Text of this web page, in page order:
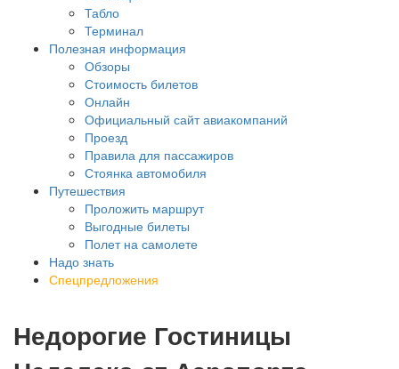
Табло
Терминал
Полезная информация
Обзоры
Стоимость билетов
Онлайн
Официальный сайт авиакомпаний
Проезд
Правила для пассажиров
Стоянка автомобиля
Путешествия
Проложить маршрут
Выгодные билеты
Полет на самолете
Надо знать
Спецпредложения
Недорогие Гостиницы